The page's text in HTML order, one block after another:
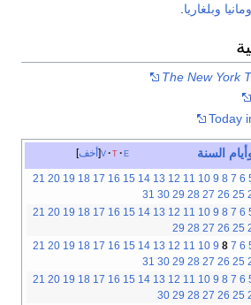
وبلغاريا
The New York
Today
أخف v t e السنة
6
7
8
9
10
11
12
13
14
15
16
17
18
19
20
21
25
26
27
28
29
30
31
6
7
8
9
10
11
12
13
14
15
16
17
18
19
20
21
25
26
27
28
29
6
7
8
9
10
11
12
13
14
15
16
17
18
19
20
21
25
26
27
28
29
30
31
6
7
8
9
10
11
12
13
14
15
16
17
18
19
20
21
25
26
27
28
29
30